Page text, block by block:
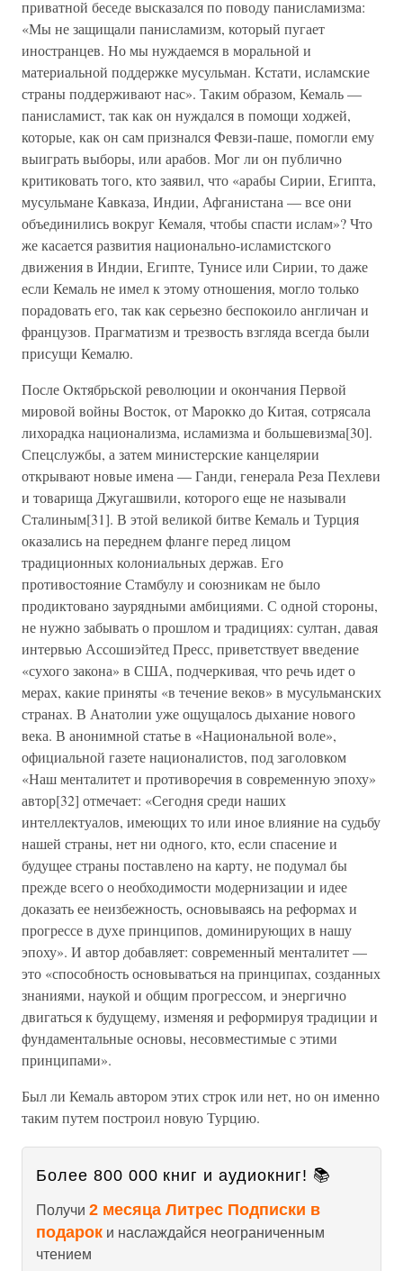
приватной беседе высказался по поводу панисламизма:
«Мы не защищали панисламизм, который пугает
иностранцев. Но мы нуждаемся в моральной и
материальной поддержке мусульман. Кстати, исламские
страны поддерживают нас». Таким образом, Кемаль —
панисламист, так как он нуждался в помощи ходжей,
которые, как он сам признался Февзи-паше, помогли ему
выиграть выборы, или арабов. Мог ли он публично
критиковать того, кто заявил, что «арабы Сирии, Египта,
мусульмане Кавказа, Индии, Афганистана — все они
объединились вокруг Кемаля, чтобы спасти ислам»? Что
же касается развития национально-исламистского
движения в Индии, Египте, Тунисе или Сирии, то даже
если Кемаль не имел к этому отношения, могло только
порадовать его, так как серьезно беспокоило англичан и
французов. Прагматизм и трезвость взгляда всегда были
присущи Кемалю.
После Октябрьской революции и окончания Первой
мировой войны Восток, от Марокко до Китая, сотрясала
лихорадка национализма, исламизма и большевизма[30].
Спецслужбы, а затем министерские канцелярии
открывают новые имена — Ганди, генерала Реза Пехлеви
и товарища Джугашвили, которого еще не называли
Сталиным[31]. В этой великой битве Кемаль и Турция
оказались на переднем фланге перед лицом
традиционных колониальных держав. Его
противостояние Стамбулу и союзникам не было
продиктовано заурядными амбициями. С одной стороны,
не нужно забывать о прошлом и традициях: султан, давая
интервью Ассошиэйтед Пресс, приветствует введение
«сухого закона» в США, подчеркивая, что речь идет о
мерах, какие приняты «в течение веков» в мусульманских
странах. В Анатолии уже ощущалось дыхание нового
века. В анонимной статье в «Национальной воле»,
официальной газете националистов, под заголовком
«Наш менталитет и противоречия в современную эпоху»
автор[32] отмечает: «Сегодня среди наших
интеллектуалов, имеющих то или иное влияние на судьбу
нашей страны, нет ни одного, кто, если спасение и
будущее страны поставлено на карту, не подумал бы
прежде всего о необходимости модернизации и идее
доказать ее неизбежность, основываясь на реформах и
прогрессе в духе принципов, доминирующих в нашу
эпоху». И автор добавляет: современный менталитет —
это «способность основываться на принципах, созданных
знаниями, наукой и общим прогрессом, и энергично
двигаться к будущему, изменяя и реформируя традиции и
фундаментальные основы, несовместимые с этими
принципами».
Был ли Кемаль автором этих строк или нет, но он именно
таким путем построил новую Турцию.
Более 800 000 книг и аудиокниг! 📚
Получи 2 месяца Литрес Подписки в
подарок и наслаждайся неограниченным
чтением